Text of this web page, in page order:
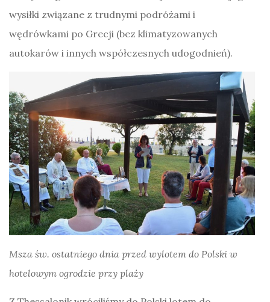
wysiłki związane z trudnymi podróżami i
wędrówkami po Grecji (bez klimatyzowanych
autokarów i innych współczesnych udogodnień).
Msza św. ostatniego dnia przed wylotem do Polski w
hotelowym ogrodzie przy plaży